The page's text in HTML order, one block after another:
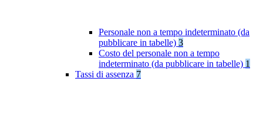
Personale non a tempo indeterminato (da
pubblicare in tabelle) 3
Costo del personale non a tempo
indeterminato (da pubblicare in tabelle) 1
Tassi di assenza 7